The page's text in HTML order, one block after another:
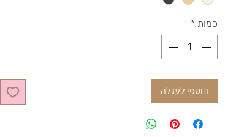
כמות *
הוספי לעגלה